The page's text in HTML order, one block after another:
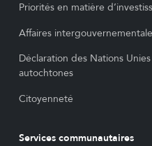
Priorités en matière
Affaires
Déclaration des Nations
autochtones
Citoyenneté
Services communautaires